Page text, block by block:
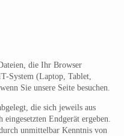
die Ihr Browser
System (Laptop, Tablet,
Sie unsere Seite besuchen.
die sich jeweils aus
Endgerät ergeben.
unmittelbar Kenntnis von